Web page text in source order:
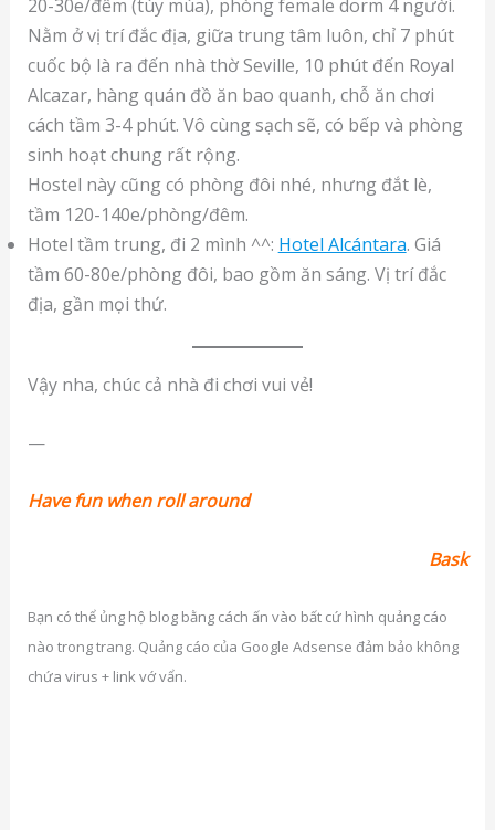
20-30e/đêm (tùy mùa), phòng female dorm 4 người.
Nằm ở vị trí đắc địa, giữa trung tâm luôn, chỉ 7 phút
cuốc bộ là ra đến nhà thờ Seville, 10 phút đến Royal
Alcazar, hàng quán đồ ăn bao quanh, chỗ ăn chơi
cách tầm 3-4 phút. Vô cùng sạch sẽ, có bếp và phòng
sinh hoạt chung rất rộng.
Hostel này cũng có phòng đôi nhé, nhưng đắt lè,
tầm 120-140e/phòng/đêm.
Hotel tầm trung, đi 2 mình ^^: Hotel Alcántara. Giá
tầm 60-80e/phòng đôi, bao gồm ăn sáng. Vị trí đắc
địa, gần mọi thứ.
Vậy nha, chúc cả nhà đi chơi vui vẻ!
—
Have fun when roll around
Bask
Bạn có thể ủng hộ blog bằng cách ấn vào bất cứ hình quảng cáo
nào trong trang. Quảng cáo của Google Adsense đảm bảo không
chứa virus + link vớ vẩn.